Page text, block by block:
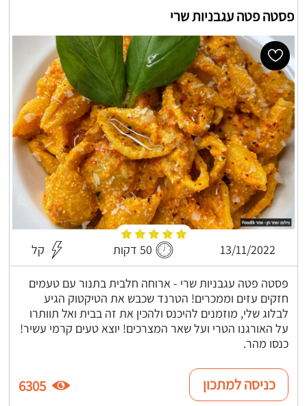
פסטה פטה עגבניות שרי
13/11/2022 50 דקות קל
פסטה פטה עגבניות שרי - ארוחה חלבית בתנור עם טעמים
חזקים עזים וממכרים! הטרנד שכבש את הטיקטוק הגיע
לבלוג שלי, מוזמנים להיכנס ולהכין את זה בבית ואל תוותרו
על האורגנו הטרי ועל שאר המצרכים! יוצא טעים קרמי עשיר!
כנסו מהר.
כניסה למתכון 6305